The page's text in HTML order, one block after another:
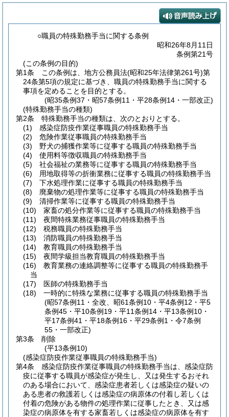
○職員の特殊勤務手当に関する条例
昭和26年8月11日
条例第21号
(この条例の目的)
第1条
この条例は、地方公務員法(昭和25年法律第261号)第
24条第5項の規定に基づき、職員の特殊勤務手当に関する
事項を定めることを目的とする。
(昭35条例37・昭57条例11・平28条例14・一部改正)
(特殊勤務手当の種類)
第2条
特殊勤務手当の種類は、次のとおりとする。
(1)
感染症防疫作業従事職員の特殊勤務手当
(2)
危険作業従事職員の特殊勤務手当
(3)
野犬の捕獲作業等に従事する職員の特殊勤務手当
(4)
使用料等徴収職員の特殊勤務手当
(5)
社会福祉の業務等に従事する職員の特殊勤務手当
(6)
用地取得等の折衝業務に従事する職員の特殊勤務手当
(7)
下水処理作業に従事する職員の特殊勤務手当
(8)
廃棄物の処理作業等に従事する職員の特殊勤務手当
(9)
清掃作業等に従事する職員の特殊勤務手当
(10)
家畜の処分作業等に従事する職員の特殊勤務手当
(11)
夜間特殊業務従事職員の特殊勤務手当
(12)
税務職員の特殊勤務手当
(13)
消防職員の特殊勤務手当
(14)
教育職員の特殊勤務手当
(15)
夜間学級担当教育職員の特殊勤務手当
(16)
教育業務の連絡調整等に従事する職員の特殊勤務手
当
(17)
医師の特殊勤務手当
(18)
一時的に特殊な業務に従事する職員の特殊勤務手当
(昭57条例11・全改、昭61条例10・平4条例12・平5
条例45・平10条例19・平11条例14・平13条例10・
平17条例41・平18条例16・平29条例1・令7条例
55・一部改正)
第3条
削除
(平13条例10)
(感染症防疫作業従事職員の特殊勤務手当)
第4条
感染症防疫作業従事職員の特殊勤務手当は、感染症防
疫に従事する職員が感染症が発生し、又は発生するおそれ
のある場合において、感染症患者若しくは感染症の疑いの
ある患者の救護若しくは感染症の病原体の付着し若しくは
付着の危険がある物件の処理作業に従事したとき、又は感
染症の病原体を有する家畜若しくは感染症の病原体を有す